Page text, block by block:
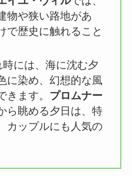
物や狭い路地があ
で歴史に触れること
時には、海に沈む夕
に染め、幻想的な風
きます。 プロムナー
ら眺める夕日は、特
カップルにも人気の